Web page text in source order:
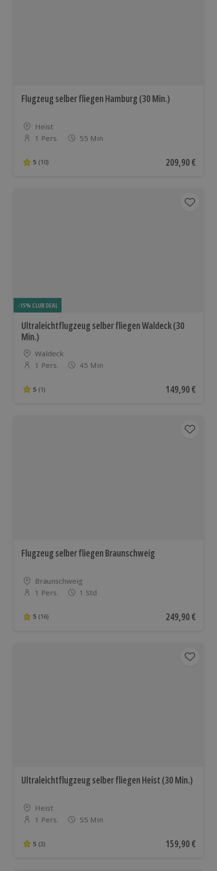
Flugzeug selber fliegen Hamburg (30 Min.)
Standort
Heist
Anzahl der Teilnehmer
1 Pers. 55 Min
5 von 5 Sternen basierend auf 10 Bewertungen
5 (10) Aktueller Preis
209,90 €
-15% CLUB DEAL
Ultraleichtflugzeug selber fliegen Waldeck (30
Min.)
Standort
Waldeck
Anzahl der Teilnehmer
1 Pers. 45 Min
5 von 5 Sternen basierend auf 1 Bewertungen
5 (1) Aktueller Preis
149,90 €
Flugzeug selber fliegen Braunschweig
Standort
Braunschweig
Anzahl der Teilnehmer
1 Pers. 1 Std
5 von 5 Sternen basierend auf 16 Bewertungen
5 (16) Aktueller Preis
249,90 €
Ultraleichtflugzeug selber fliegen Heist (30 Min.)
Standort
Heist
Anzahl der Teilnehmer
1 Pers. 55 Min
5 von 5 Sternen basierend auf 3 Bewertungen
5 (3) Aktueller Preis
159,90 €